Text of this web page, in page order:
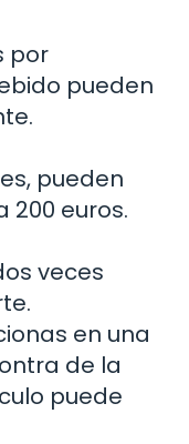
por
pueden
pueden
200 euros.
veces
en una
de la
puede